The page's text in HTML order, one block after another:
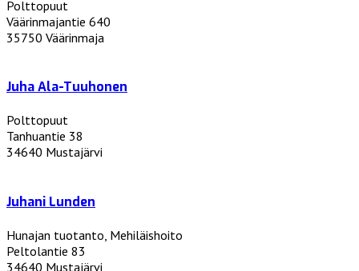
Polttopuut
Väärinmajantie 640
35750 Väärinmaja
Juha Ala-Tuuhonen
Polttopuut
Tanhuantie 38
34640 Mustajärvi
Juhani Lunden
Hunajan tuotanto, Mehiläishoito
Peltolantie 83
34640 Mustajärvi